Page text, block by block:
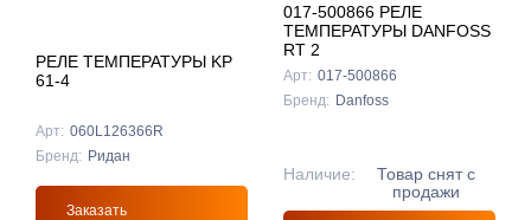
РЕЛЕ ТЕМПЕРАТУРЫ KP
61-4
Арт: 060L126366R
Бренд: Ридан
Заказать
017-500866 РЕЛЕ
ТЕМПЕРАТУРЫ DANFOSS
RT 2
Арт: 017-500866
Бренд: Danfoss
Наличие:
Товар снят с
продажи